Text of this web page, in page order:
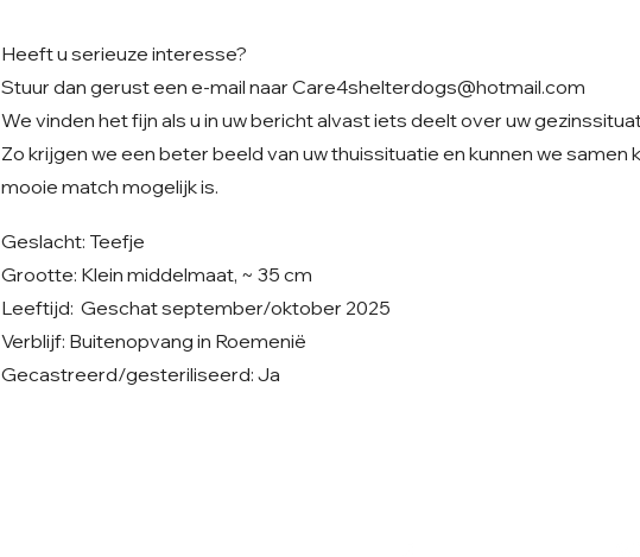
Heeft u serieuze interesse?
Stuur dan gerust een e-mail naar Care4shelterdogs@hotmail.com
We vinden het fijn als u in uw bericht alvast iets deelt over uw
Zo krijgen we een beter beeld van uw thuissituatie en kunnen we samen
mooie match mogelijk is.
Geslacht: Teefje
Grootte: Klein middelmaat, ~ 35 cm
Leeftijd: Geschat september/oktober 2025
Verblijf: Buitenopvang in Roemenië
Gecastreerd/gesteriliseerd: Ja